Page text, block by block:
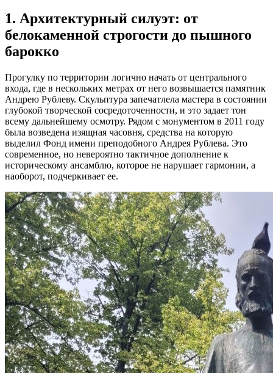
1. Архитектурный силуэт: от
белокаменной строгости до пышного
барокко
Прогулку по территории логично начать от центрального
входа, где в нескольких метрах от него возвышается памятник
Андрею Рублеву. Скульптура запечатлела мастера в состоянии
глубокой творческой сосредоточенности, и это задает тон
всему дальнейшему осмотру. Рядом с монументом в 2011 году
была возведена изящная часовня, средства на которую
выделил Фонд имени преподобного Андрея Рублева. Это
современное, но невероятно тактичное дополнение к
историческому ансамблю, которое не нарушает гармонии, а
наоборот, подчеркивает ее.